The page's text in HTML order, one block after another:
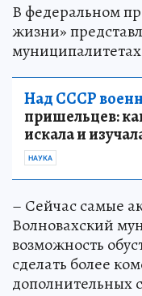
В федеральном
жизни»
Над СССР
пришельцев:
искала и
НАУКА
– Сейчас самые
Волновахский
возможность
сделать более
дополнительных